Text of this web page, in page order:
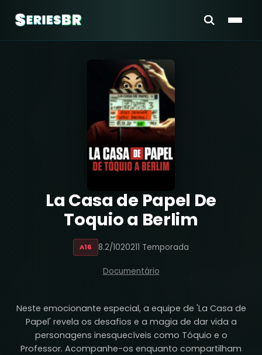
La Casa de Papel De
Toquio a Berlim
A16 8.2/1020211 Temporada
Documentário
Neste emocionante especial, a equipe de 'La Casa de
Papel' revela os desafios e a magia de dar vida a
personagens inesquecíveis como Tóquio e o
Professor. Acompanhe-os enquanto compartilham